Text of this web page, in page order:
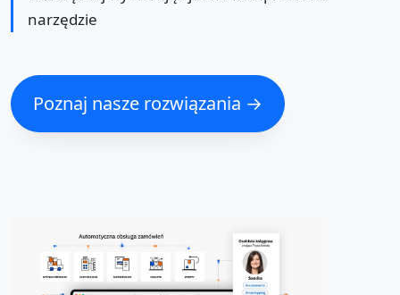
narzędzie
Poznaj nasze rozwiązania →